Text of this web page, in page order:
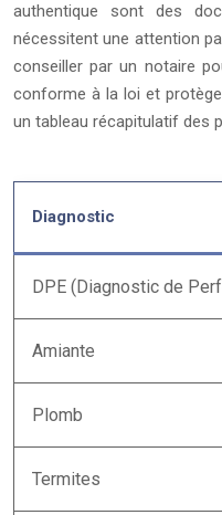
authentique sont des
nécessitent une attention
conseiller par un notaire
conforme à la loi et
un tableau récapitulatif des
Diagnostic
DPE (Diagnostic de
Amiante
Plomb
Termites